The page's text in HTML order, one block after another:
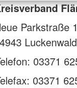
Parkstraße
03371
03371